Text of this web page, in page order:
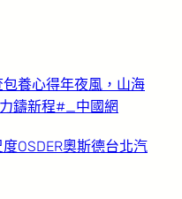
養心得年夜風，山海
鑄新程#_中國網
OSDER奧斯德台北汽